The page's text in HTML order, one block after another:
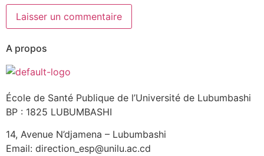
A propos
École de Santé Publique de l’Université de Lubumbashi
BP : 1825 LUBUMBASHI
14, Avenue N’djamena – Lubumbashi
Email: direction_esp@unilu.ac.cd